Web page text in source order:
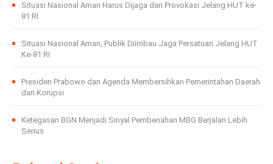
Situasi Nasional Aman Harus Dijaga dari Provokasi Jelang HUT ke-
81 RI
Situasi Nasional Aman, Publik Diimbau Jaga Persatuan Jelang HUT
Ke-81 RI
Presiden Prabowo dan Agenda Membersihkan Pemerintahan Daerah
dari Korupsi
Ketegasan BGN Menjadi Sinyal Pembenahan MBG Berjalan Lebih
Serius